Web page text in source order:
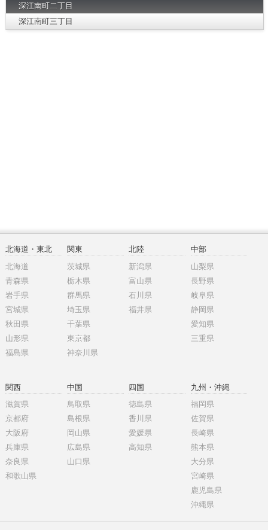
深江南町二丁目
深江南町三丁目
北海道・東北
北海道
青森県
岩手県
宮城県
秋田県
山形県
福島県
関東
茨城県
栃木県
群馬県
埼玉県
千葉県
東京都
神奈川県
北陸
新潟県
富山県
石川県
福井県
中部
山梨県
長野県
岐阜県
静岡県
愛知県
三重県
関西
滋賀県
京都府
大阪府
兵庫県
奈良県
和歌山県
中国
鳥取県
島根県
岡山県
広島県
山口県
四国
徳島県
香川県
愛媛県
高知県
九州・沖縄
福岡県
佐賀県
長崎県
熊本県
大分県
宮崎県
鹿児島県
沖縄県